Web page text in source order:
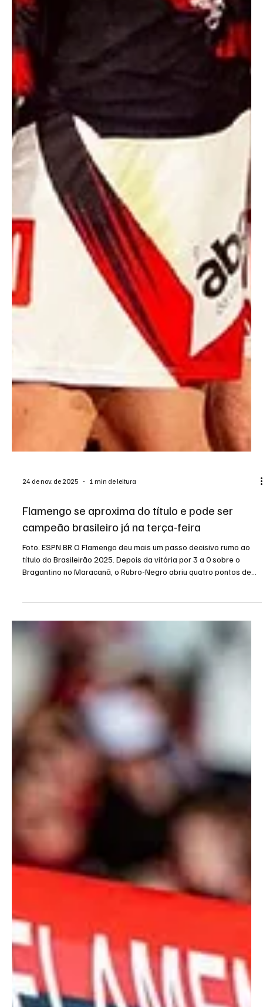
1 min de leitura
Flamengo se aproxima do título e pode ser
campeão brasileiro já na terça-feira
Foto: ESPN BR O Flamengo deu mais um passo decisivo rumo ao
título do Brasileirão 2025. Depois da vitória por 3 a 0 sobre o
Bragantino no Maracanã, o Rubro-Negro abriu quatro pontos de
vantagem sobre o vice-líder Palmeiras, que apenas empatou com
o Fluminense. Com isso, o time comandado por Filipe Luís pode
garantir o troféu já na próxima terça-feira. A combinação para o
título antecipado é direta: o Flamengo precisa vencer o Atlético-
MG, fora de casa, e torcer para que o Pal